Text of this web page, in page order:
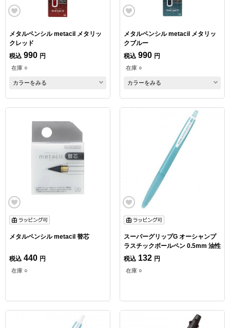
メタルペンシル metacil メタリッ
クレッド
税込 990 円
在庫 ○
カラーをみる
メタルペンシル metacil メタリッ
クブルー
税込 990 円
在庫 ○
カラーをみる
メタルペンシル metacil 替芯
税込 440 円
在庫 ○
スーパーグリップG オーシャンプ
ラスチックボールペン 0.5mm 油性
税込 132 円
在庫 ○